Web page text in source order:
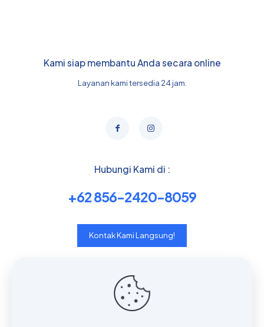
Kami siap membantu Anda secara online
Layanan kami tersedia 24 jam.
Hubungi Kami di :
+62 856-2420-8059
Kontak Kami Langsung!
Useful links
Contact with us